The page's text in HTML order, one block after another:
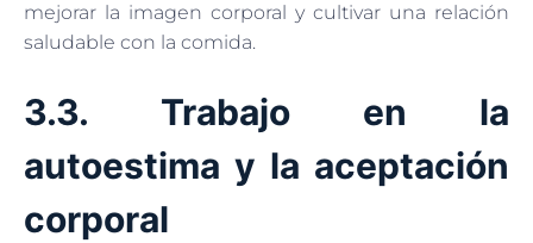
mejorar la imagen corporal y cultivar una relación
saludable con la comida.
3.3. Trabajo en la
autoestima y la aceptación
corporal